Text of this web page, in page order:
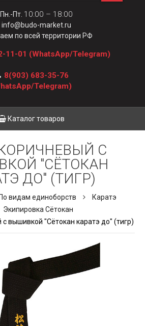
Пн.-Пт. 10:00 – 18:00
info@budo-market.ru
по всей территории РФ
11-01 (WhatsApp/Telegram)
8(903) 683-35-76
Telegram)
Каталог товаров
С
"СЁТОКАН
ДО" (ТИГР)
По видам единоборств
Каратэ
Экипировка Сётокан
с вышивкой "Сётокан каратэ до" (тигр)